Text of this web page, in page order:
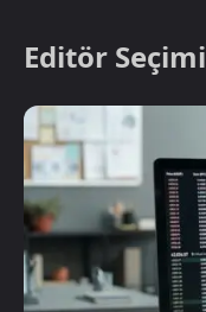
Editör Seçimi